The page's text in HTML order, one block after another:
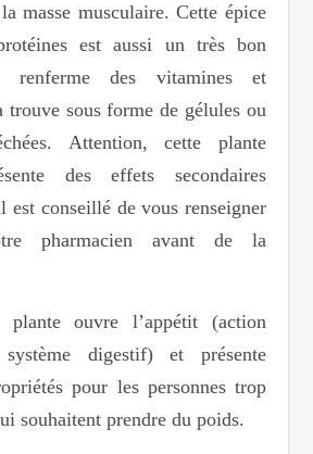
masse musculaire. Cette épice
est aussi un très bon
renferme des vitamines et
trouve sous forme de gélules ou
Attention, cette plante
des effets secondaires
est conseillé de vous renseigner
pharmacien avant de la
ouvre l’appétit (action
digestif) et présente
pour les personnes trop
souhaitent prendre du poids.